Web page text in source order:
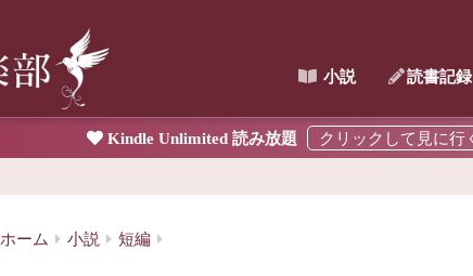
小説 読書記録
Kindle Unlimited 読み放題
ホーム 小説 短編